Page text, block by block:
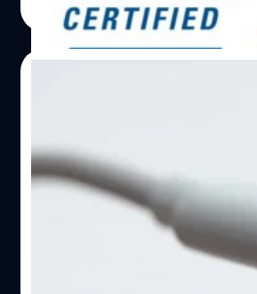
Read More
เดิม
หน่วยงาน USB Promoter Group (เกิ
ระหว่าง Intel, Apple, Microsoft, HP
Instruments) ได้เผยถึง USB 4 มาตร
เพิ่มความเร็วการเชื่อมต่อที่มีอยู่เป็น